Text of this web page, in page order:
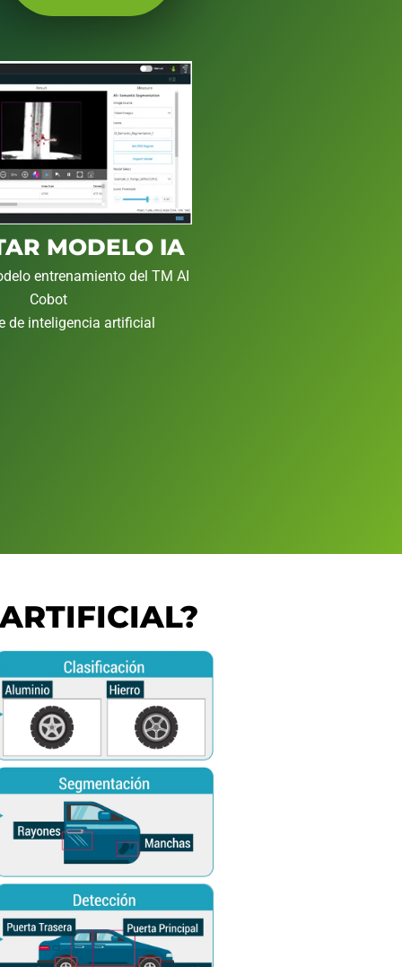
MODELO IA
entrenamiento del TM AI
Cobot
de inteligencia artificial